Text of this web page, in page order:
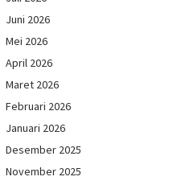
Juni 2026
Mei 2026
April 2026
Maret 2026
Februari 2026
Januari 2026
Desember 2025
November 2025